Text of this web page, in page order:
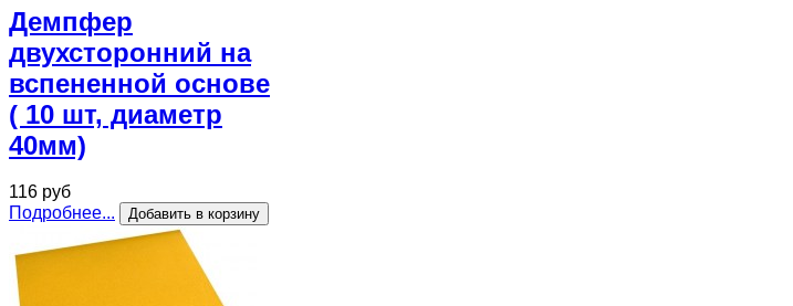
Демпфер
двухсторонний на
вспененной основе
( 10 шт, диаметр
40мм)
116 руб
Подробнее...